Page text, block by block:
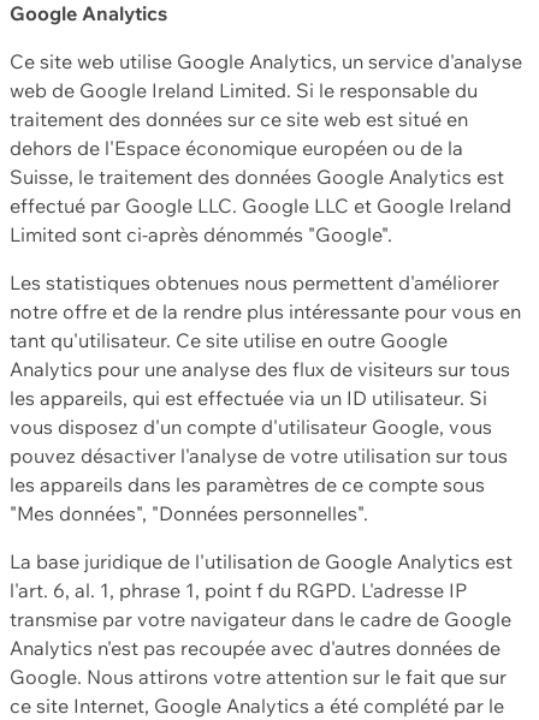
Google Analytics
Ce site web utilise Google Analytics, un service d'analyse
web de Google Ireland Limited. Si le responsable du
traitement des données sur ce site web est situé en
dehors de l'Espace économique européen ou de la
Suisse, le traitement des données Google Analytics est
effectué par Google LLC. Google LLC et Google Ireland
Limited sont ci-après dénommés "Google".
Les statistiques obtenues nous permettent d'améliorer
notre offre et de la rendre plus intéressante pour vous en
tant qu'utilisateur. Ce site utilise en outre Google
Analytics pour une analyse des flux de visiteurs sur tous
les appareils, qui est effectuée via un ID utilisateur. Si
vous disposez d'un compte d'utilisateur Google, vous
pouvez désactiver l'analyse de votre utilisation sur tous
les appareils dans les paramètres de ce compte sous
"Mes données", "Données personnelles".
La base juridique de l'utilisation de Google Analytics est
l'art. 6, al. 1, phrase 1, point f du RGPD. L'adresse IP
transmise par votre navigateur dans le cadre de Google
Analytics n'est pas recoupée avec d'autres données de
Google. Nous attirons votre attention sur le fait que sur
ce site Internet, Google Analytics a été complété par le